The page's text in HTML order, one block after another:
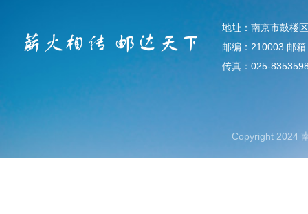
地址：南京市鼓楼
邮编：210003 邮
传真：025-
Copyright 2024